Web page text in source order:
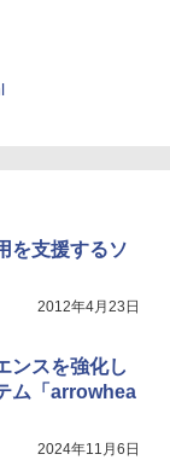
を支援するソ
2012年4月23日
ンスを強化し
ム「arrowhea
2024年11月6日